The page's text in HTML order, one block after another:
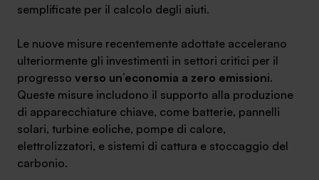
semplificate per il calcolo degli aiuti.
Le nuove misure recentemente adottate accelerano
ulteriormente gli investimenti in settori critici per il
progresso verso un’economia a zero emissioni.
Queste misure includono il supporto alla produzione
di apparecchiature chiave, come batterie, pannelli
solari, turbine eoliche, pompe di calore,
elettrolizzatori, e sistemi di cattura e stoccaggio del
carbonio.